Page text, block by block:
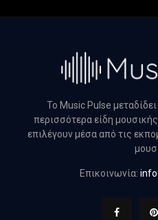
Το Music Pulse
περισσότερα είδη
επιλέγουν μέσα από τις
Επικοινωνία: